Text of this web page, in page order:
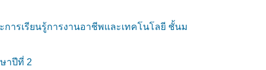
การเรียนรู้การงานอาชีพและเทคโนโลยี ชั้นม
าปีที่ 2